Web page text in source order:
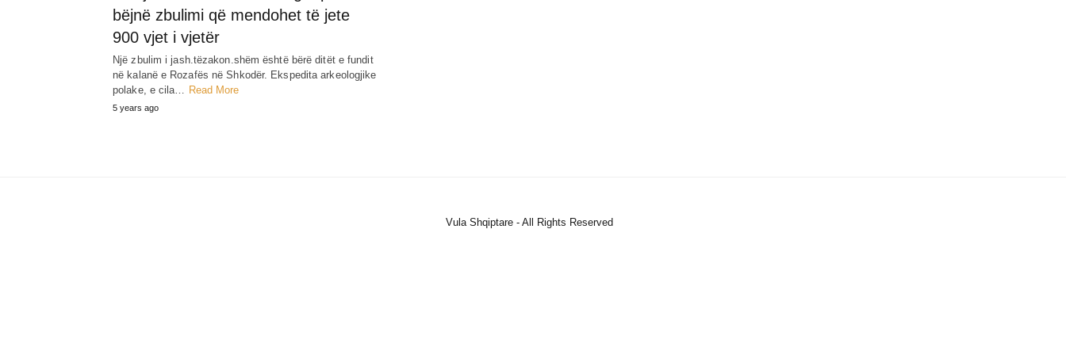
bëjnë zbulimi që mendohet të jete
900 vjet i vjetër
Një zbulim i jash.tëzakon.shëm është bërë ditët e fundit
në kalanë e Rozafës në Shkodër. Ekspedita arkeologjike
polake, e cila… Read More
5 years ago
Vula Shqiptare - All Rights Reserved